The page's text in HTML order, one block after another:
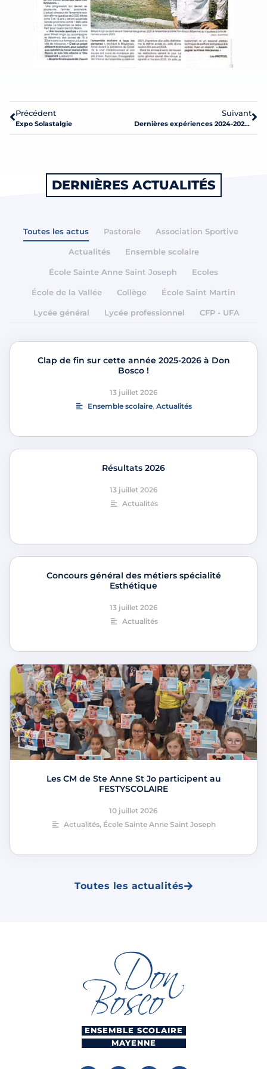
Précédent
Expo Solastalgie
Suivant
Dernières expériences 2024-2025 des Cadets de la Sécurité
DERNIÈRES ACTUALITÉS
Toutes les actus Pastorale Association Sportive
Actualités Ensemble scolaire
École Sainte Anne Saint Joseph Ecoles
École de la Vallée Collège École Saint Martin
Lycée général Lycée professionnel CFP - UFA
Clap de fin sur cette année 2025-2026 à Don
Bosco !
13 juillet 2026
Ensemble scolaire, Actualités
Résultats 2026
13 juillet 2026
Actualités
Concours général des métiers spécialité
Esthétique
13 juillet 2026
Actualités
Les CM de Ste Anne St Jo participent au
FESTYSCOLAIRE
10 juillet 2026
Actualités, École Sainte Anne Saint Joseph
Toutes les actualités
ENSEMBLE SCOLAIRE
MAYENNE